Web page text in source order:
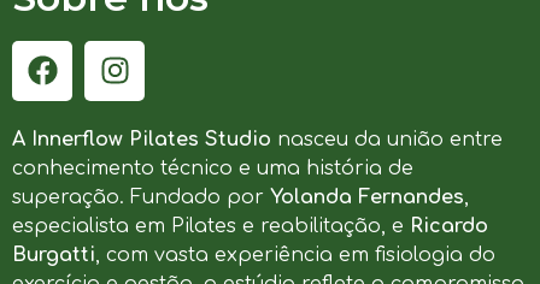
A Innerflow Pilates Studio nasceu da união entre
conhecimento técnico e uma história de
superação. Fundado por Yolanda Fernandes,
especialista em Pilates e reabilitação, e Ricardo
Burgatti, com vasta experiência em fisiologia do